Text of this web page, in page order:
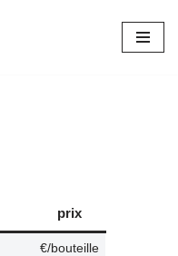
prix
€/bouteille